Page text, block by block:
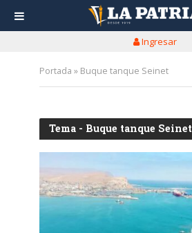
Ingresar
Portada » Buque tanque Seinet
Tema - Buque tanque Seinet